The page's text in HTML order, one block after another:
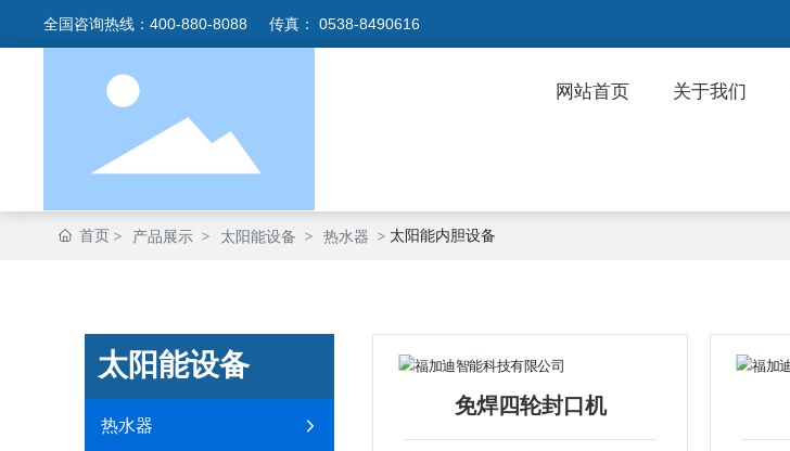
全国咨询热线：400-880-8088 传真：0538-8490616
网站首页 关于我们
首页 产品展示 太阳能设备 热水器 太阳能内胆设备
太阳能设备
热水器
免焊四轮封口机